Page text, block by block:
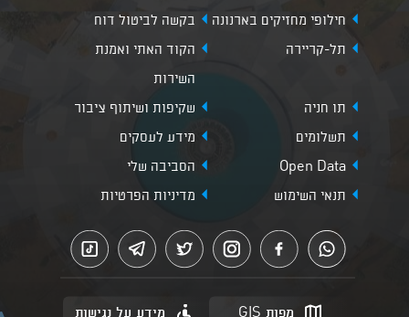
חילופי מחזיקים בארנונה
בקשה לביטול דוח
תל-קריירה
הקוד האתי ואמנת
השירות
תו חניה
שקיפות ושיתוף ציבור
תשלומים
מידע לעסקים
Open Data
הסביבה שלי
תנאי השימוש
מדיניות הפרטיות
מפות GIS מידע על נגישות